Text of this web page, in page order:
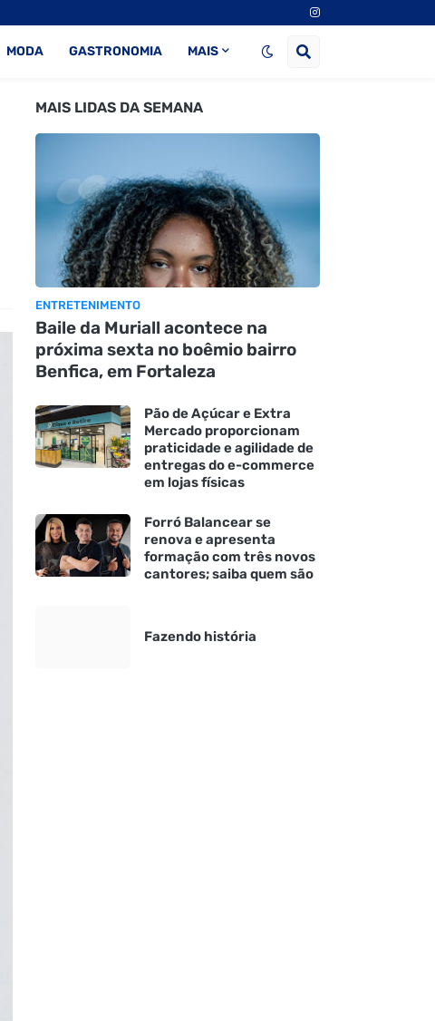
MODA GASTRONOMIA MAIS
MAIS LIDAS DA SEMANA
ENTRETENIMENTO
Baile da Muriall acontece na
próxima sexta no boêmio bairro
Benfica, em Fortaleza
Pão de Açúcar e Extra
Mercado proporcionam
praticidade e agilidade de
entregas do e-commerce
em lojas físicas
Forró Balancear se
renova e apresenta
formação com três novos
cantores; saiba quem são
Fazendo história